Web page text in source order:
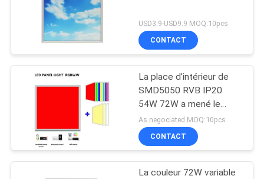
USD3.9-USD9.9 MOQ:10pcs
CONTACT
La place d'intérieur de
SMD5050 RVB IP20
54W 72W a mené le
voyant
As negociated MOQ:10pcs
CONTACT
La couleur 72W variable